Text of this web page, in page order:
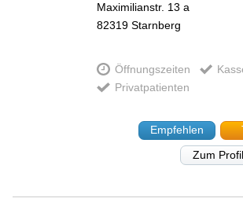
Maximilianstr. 13 a
82319 Starnberg
Öffnungszeiten
Privatpatienten
Empfehlen
Zum Profil